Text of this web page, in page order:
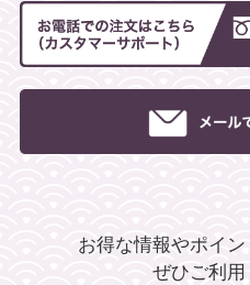
お得な情報やポイン
ぜひご利用